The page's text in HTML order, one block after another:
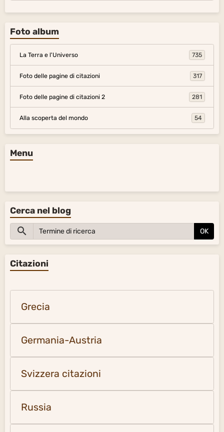
Foto album
La Terra e l'Universo 735
Foto delle pagine di citazioni 317
Foto delle pagine di citazioni 2 281
Alla scoperta del mondo 54
Menu
Cerca nel blog
OK
Citazioni
Grecia
Germania-Austria
Svizzera citazioni
Russia